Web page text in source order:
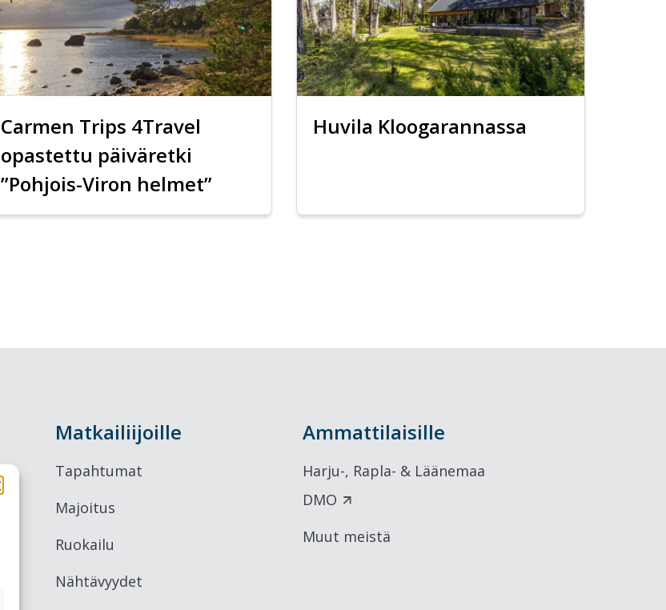
Carmen Trips 4Travel
opastettu päiväretki
”Pohjois-Viron helmet”
Huvila Kloogarannassa
Matkailiijoille
Tapahtumat
Majoitus
Ruokailu
Nähtävyydet
Ammattilaisille
Harju-, Rapla- & Läänemaa
DMO
Muut meistä